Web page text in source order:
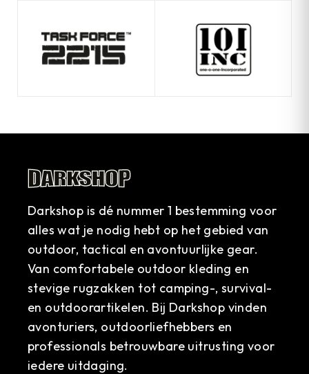
Darkshop is dé nummer 1 bestemming voor
alles wat je nodig hebt op het gebied van
outdoor, tactical en avontuurlijke gear.
Van comfortabele outdoor kleding en
stevige rugzakken tot camping-, survival-
en outdoorartikelen. Bij Darkshop vinden
avonturiers, outdoorliefhebbers en
professionals betrouwbare uitrusting voor
iedere uitdaging.